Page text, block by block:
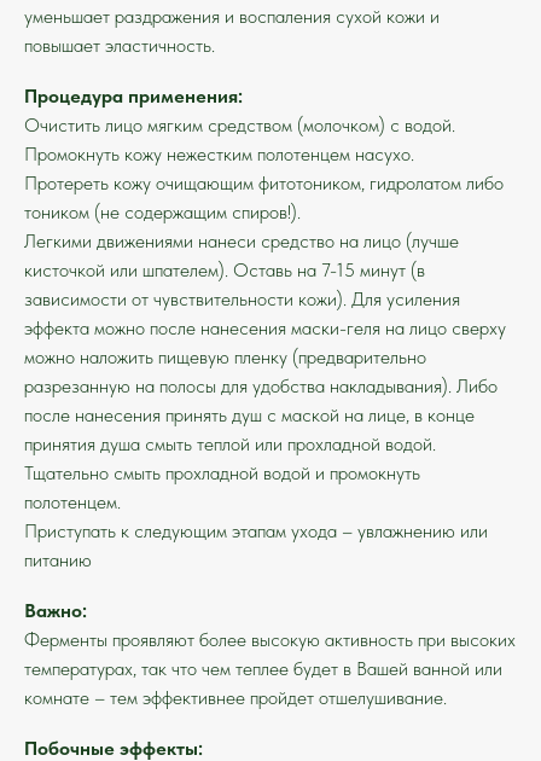
уменьшает раздражения и воспаления сухой кожи и
повышает эластичность.
Процедура применения:
Очистить лицо мягким средством (молочком) с водой.
Промокнуть кожу нежестким полотенцем насухо.
Протереть кожу очищающим фитотоником, гидролатом либо
тоником (не содержащим спиров!).
Легкими движениями нанеси средство на лицо (лучше
кисточкой или шпателем). Оставь на 7-15 минут (в
зависимости от чувствительности кожи). Для усиления
эффекта можно после нанесения маски-геля на лицо сверху
можно наложить пищевую пленку (предварительно
разрезанную на полосы для удобства накладывания). Либо
после нанесения принять душ с маской на лице, в конце
принятия душа смыть теплой или прохладной водой.
Тщательно смыть прохладной водой и промокнуть
полотенцем.
Приступать к следующим этапам ухода – увлажнению или
питанию
Важно:
Ферменты проявляют более высокую активность при высоких
температурах, так что чем теплее будет в Вашей ванной или
комнате – тем эффективнее пройдет отшелушивание.
Побочные эффекты: